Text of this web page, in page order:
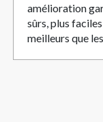
amélioration
sûrs, plus
meilleurs que